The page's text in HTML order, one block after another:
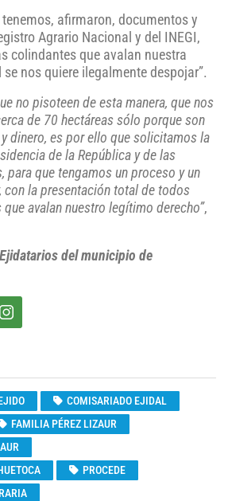
afirmaron, documentos y
Agrario Nacional y del INEGI,
colindantes que avalan nuestra
se nos quiere ilegalmente despojar”.
no pisoteen de esta manera, que nos
de 70 hectáreas sólo porque son
dinero, es por ello que solicitamos la
de la República y de las
para que tengamos un proceso y un
con la presentación total de todos
avalan nuestro legítimo derecho”,
del municipio de
COMISARIADO EJIDAL
FAMILIA PÉREZ LIZAUR
PROCEDE